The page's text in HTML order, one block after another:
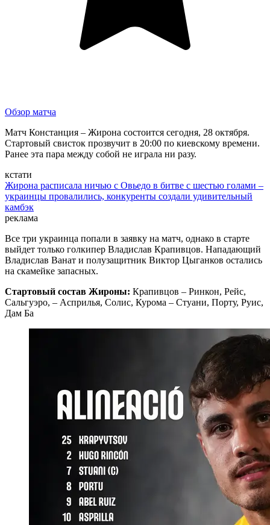
Обзор матча
Матч Констанция – Жирона состоится сегодня, 28 октября.
Стартовый свисток прозвучит в 20:00 по киевскому времени.
Ранее эта пара между собой не играла ни разу.
кстати
Жирона расписала ничью с Овьедо в битве с шестью голами –
украинцы провалились, конкуренты создали удивительный
камбэк
реклама
Все три украинца попали в заявку на матч, однако в старте
выйдет только голкипер Владислав Крапивцов. Нападающий
Владислав Ванат и полузащитник Виктор Цыганков остались
на скамейке запасных.
Стартовый состав Жироны: Крапивцов – Ринкон, Рейс,
Сальгуэро, – Асприлья, Солис, Курома – Стуани, Порту, Руис,
Дам Ба